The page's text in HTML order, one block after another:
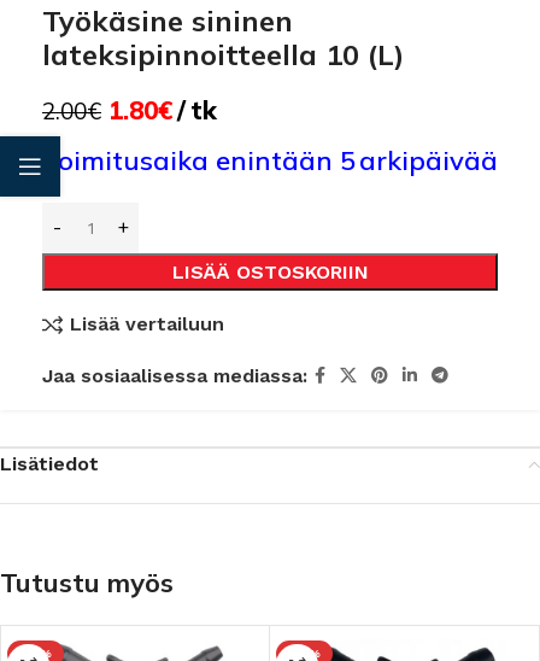
Työkäsine sininen
lateksipinnoitteella 10 (L)
2.00€ 1.80€ tk
Toimitusaika enintään 5 arkipäivää
LISÄÄ OSTOSKORIIN
Lisää vertailuun
Jaa sosiaalisessa mediassa:
Lisätiedot
Tutustu myös
-10% -10%